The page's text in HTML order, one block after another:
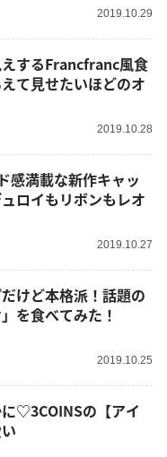
2019.10.29
えするFrancfranc風食
て見せたいほどのオ
2019.10.28
感満載な新作キャッ
ロイもリボンもレオ
2019.10.27
けど本格派！話題の
を食べてみた！
2019.10.25
♡3COINSの【アイ